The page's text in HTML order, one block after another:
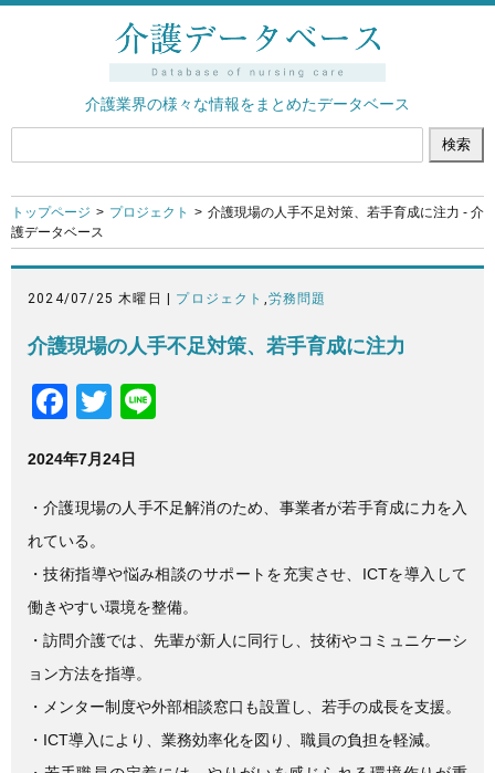
介護業界の様々な情報をまとめたデータベース
トップページ プロジェクト
介護現場の人手不足対策、若手育成に注力 - 介
護データベース
2024/07/25 木曜日 | プロジェクト ,労務問題
介護現場の人手不足対策、若手育成に注力
F
c
e
b
o
o
k
T
tt
er
2024年7月24日
・介護現場の人手不足解消のため、事業者が若手育成に力を入
れている。
・技術指導や悩み相談のサポートを充実させ、ICTを導入して
働きやすい環境を整備。
・訪問介護では、先輩が新人に同行し、技術やコミュニケーシ
ョン方法を指導。
・メンター制度や外部相談窓口も設置し、若手の成長を支援。
・ICT導入により、業務効率化を図り、職員の負担を軽減。